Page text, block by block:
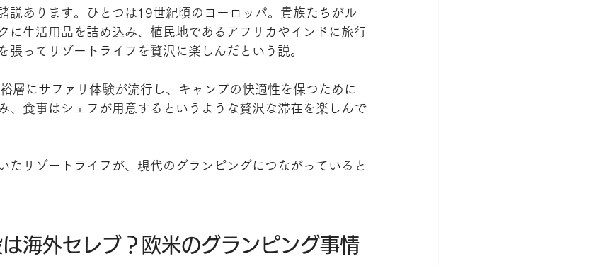
説あります。ひとつは19世紀頃のヨーロッパ。貴族たちがル
に生活用品を詰め込み、植民地であるアフリカやインドに旅行
張ってリゾートライフを贅沢に楽しんだという説。
層にサファリ体験が流行し、キャンプの快適性を保つために
、食事はシェフが用意するというような贅沢な滞在を楽しんで
たリゾートライフが、現代のグランピングにつながっていると
海外セレブ？欧米のグランピング事情